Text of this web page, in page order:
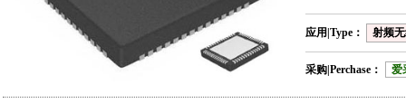
应用|Type： 射频
采购|Perchase： 爱